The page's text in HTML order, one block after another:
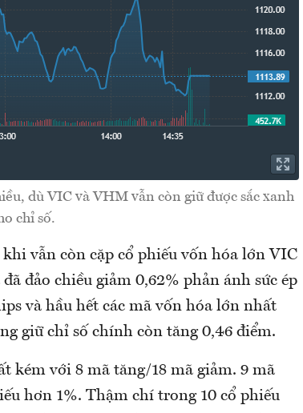
dù VIC và VHM vẫn còn giữ được sắc xanh
chỉ số.
vẫn còn cặp cổ phiếu vốn hóa lớn VIC
đảo chiều giảm 0,62% phản ánh sức ép
và hầu hết các mã vốn hóa lớn nhất
giữ chỉ số chính còn tăng 0,46 điểm.
kém với 8 mã tăng/18 mã giảm. 9 mã
hơn 1%. Thậm chí trong 10 cổ phiếu